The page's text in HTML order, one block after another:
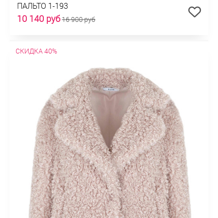
ПАЛЬТО 1-193
10 140 руб16 900 руб
СКИДКА 40%